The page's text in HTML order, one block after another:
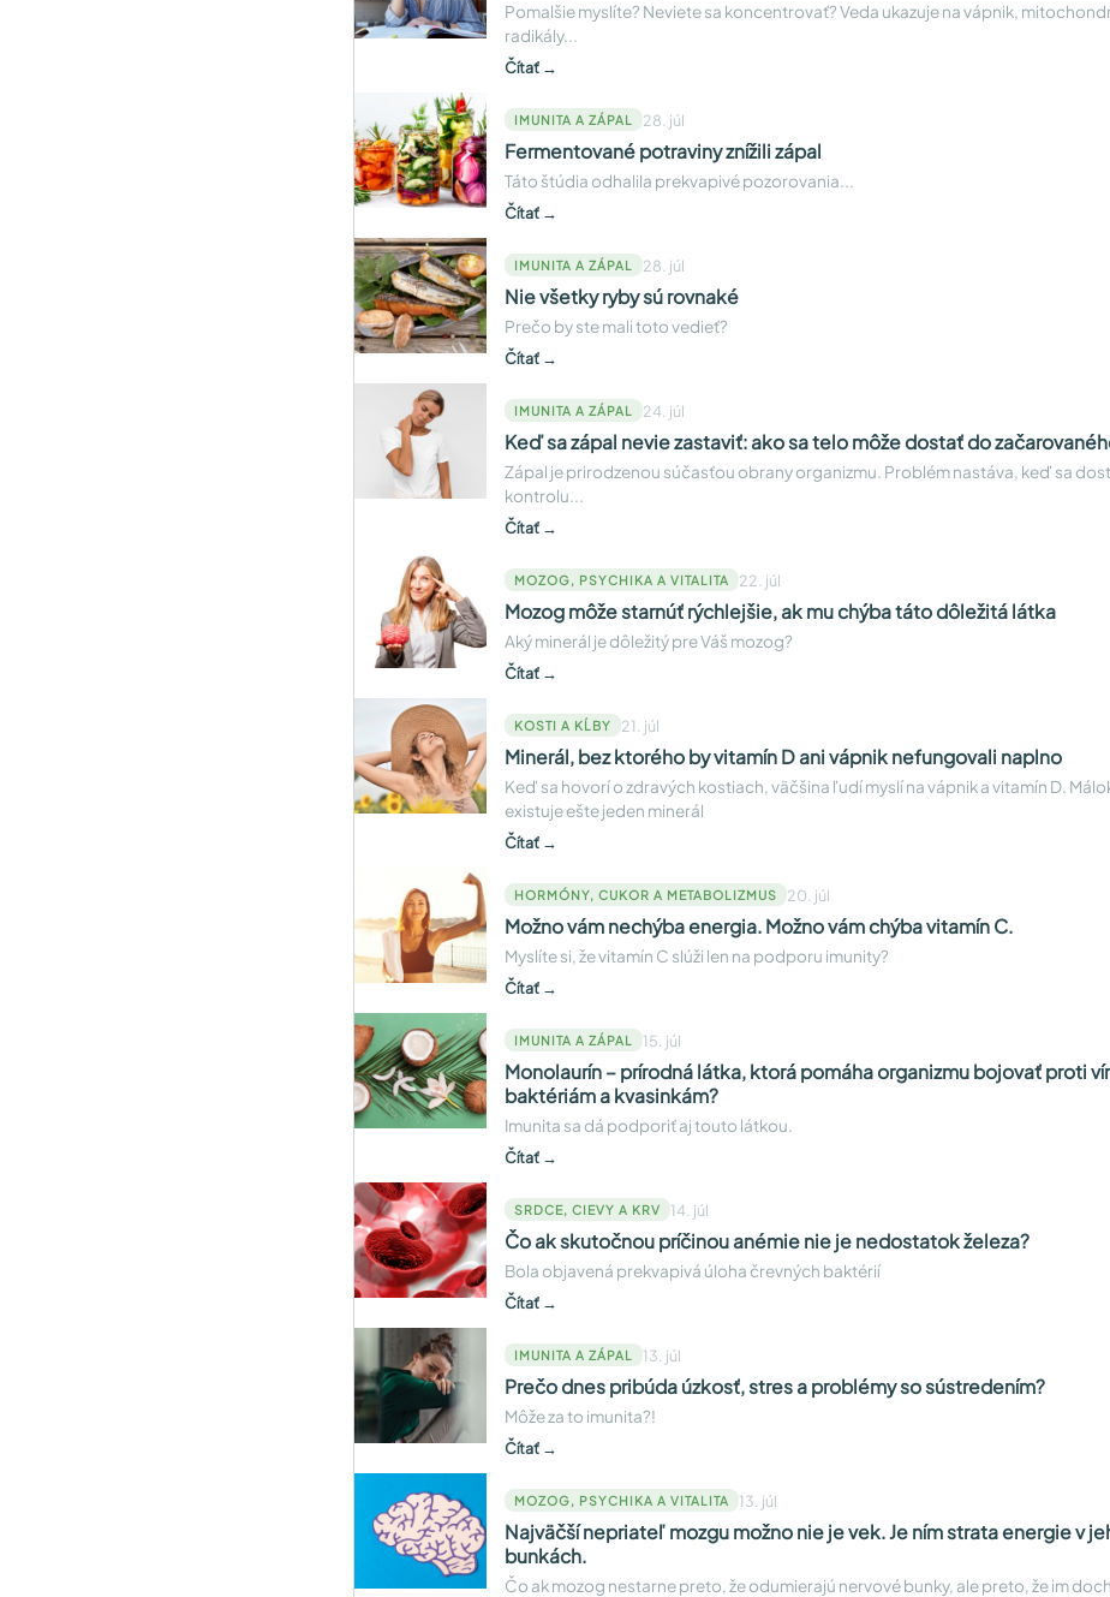
Pomalšie myslíte? Neviete sa koncentrovať? Veda ukazuje na vápnik,
radikály...
Čítať →
IMUNITA A ZÁPAL 28. júl
Fermentované potraviny znížili zápal
Táto štúdia odhalila prekvapivé pozorovania...
Čítať →
IMUNITA A ZÁPAL 28. júl
Nie všetky ryby sú rovnaké
Prečo by ste mali toto vedieť?
Čítať →
IMUNITA A ZÁPAL 24. júl
Keď sa zápal nevie zastaviť: ako sa telo môže dostať do
Zápal je prirodzenou súčasťou obrany organizmu. Problém nastáva, keď sa
kontrolu...
Čítať →
MOZOG, PSYCHIKA A VITALITA 22. júl
Mozog môže starnúť rýchlejšie, ak mu chýba táto dôležitá látka
Aký minerál je dôležitý pre Váš mozog?
Čítať →
KOSTI A KĹBY 21. júl
Minerál, bez ktorého by vitamín D ani vápnik nefungovali naplno
Keď sa hovorí o zdravých kostiach, väčšina ľudí myslí na vápnik a vitamín D.
existuje ešte jeden minerál
Čítať →
HORMÓNY, CUKOR A METABOLIZMUS 20. júl
Možno vám nechýba energia. Možno vám chýba vitamín C.
Myslíte si, že vitamín C slúži len na podporu imunity?
Čítať →
IMUNITA A ZÁPAL 15. júl
Monolaurín – prírodná látka, ktorá pomáha organizmu bojovať proti
baktériám a kvasinkám?
Imunita sa dá podporiť aj touto látkou.
Čítať →
SRDCE, CIEVY A KRV 14. júl
Čo ak skutočnou príčinou anémie nie je nedostatok železa?
Bola objavená prekvapivá úloha črevných baktérií
Čítať →
IMUNITA A ZÁPAL 13. júl
Prečo dnes pribúda úzkosť, stres a problémy so sústredením?
Môže za to imunita?!
Čítať →
MOZOG, PSYCHIKA A VITALITA 13. júl
Najväčší nepriateľ mozgu možno nie je vek. Je ním strata energie v
bunkách.
Čo ak mozog nestarne preto, že odumierajú nervové bunky, ale preto, že im